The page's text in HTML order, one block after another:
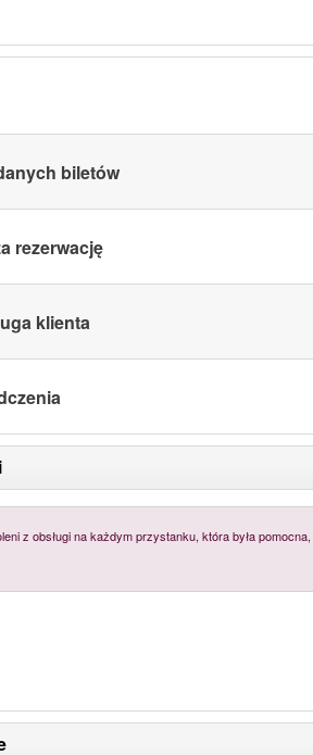
biletów
rezerwację
klienta
z obsługi na każdym przystanku, która była